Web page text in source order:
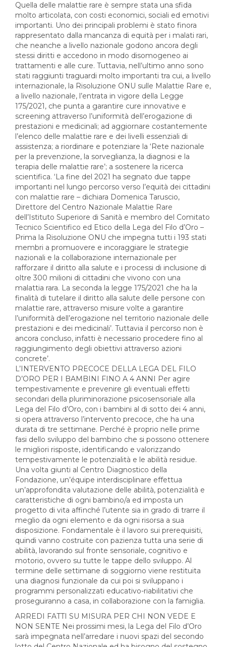
Quella delle malattie rare è sempre stata una sfida
molto articolata, con costi economici, sociali ed emotivi
importanti. Uno dei principali problemi è stato finora
rappresentato dalla mancanza di equità per i malati rari,
che neanche a livello nazionale godono ancora degli
stessi diritti e accedono in modo disomogeneo ai
trattamenti e alle cure. Tuttavia, nell’ultimo anno sono
stati raggiunti traguardi molto importanti tra cui, a livello
internazionale, la Risoluzione ONU sulle Malattie Rare e,
a livello nazionale, l’entrata in vigore della Legge
175/2021, che punta a garantire cure innovative e
screening attraverso l’uniformità dell’erogazione di
prestazioni e medicinali; ad aggiornare costantemente
l’elenco delle malattie rare e dei livelli essenziali di
assistenza; a riordinare e potenziare la ‘Rete nazionale
per la prevenzione, la sorveglianza, la diagnosi e la
terapia delle malattie rare’; a sostenere la ricerca
scientifica. ‘La fine del 2021 ha segnato due tappe
importanti nel lungo percorso verso l’equità dei cittadini
con malattie rare – dichiara Domenica Taruscio,
Direttore del Centro Nazionale Malattie Rare
dell’Istituto Superiore di Sanità e membro del Comitato
Tecnico Scientifico ed Etico della Lega del Filo d’Oro –
Prima la Risoluzione ONU che impegna tutti i 193 stati
membri a promuovere e incoraggiare le strategie
nazionali e la collaborazione internazionale per
rafforzare il diritto alla salute e i processi di inclusione di
oltre 300 milioni di cittadini che vivono con una
malattia rara. La seconda la legge 175/2021 che ha la
finalità di tutelare il diritto alla salute delle persone con
malattie rare, attraverso misure volte a garantire
l’uniformità dell’erogazione nel territorio nazionale delle
prestazioni e dei medicinali’. Tuttavia il percorso non è
ancora concluso, infatti è necessario procedere fino al
raggiungimento degli obiettivi attraverso azioni
concrete’.
L’INTERVENTO PRECOCE DELLA LEGA DEL FILO
D’ORO PER I BAMBINI FINO A 4 ANNI Per agire
tempestivamente e prevenire gli eventuali effetti
secondari della pluriminorazione psicosensoriale alla
Lega del Filo d’Oro, con i bambini al di sotto dei 4 anni,
si opera attraverso l’intervento precoce, che ha una
durata di tre settimane. Perché è proprio nelle prime
fasi dello sviluppo del bambino che si possono ottenere
le migliori risposte, identificando e valorizzando
tempestivamente le potenzialità e le abilità residue.
Una volta giunti al Centro Diagnostico della
Fondazione, un’équipe interdisciplinare effettua
un’approfondita valutazione delle abilità, potenzialità e
caratteristiche di ogni bambino/a ed imposta un
progetto di vita affinché l’utente sia in grado di trarre il
meglio da ogni elemento e da ogni risorsa a sua
disposizione. Fondamentale è il lavoro sui prerequisiti,
quindi vanno costruite con pazienza tutta una serie di
abilità, lavorando sul fronte sensoriale, cognitivo e
motorio, ovvero su tutte le tappe dello sviluppo. Al
termine delle settimane di soggiorno viene restituita
una diagnosi funzionale da cui poi si sviluppano i
programmi personalizzati educativo-riabilitativi che
proseguiranno a casa, in collaborazione con la famiglia.
ARREDI FATTI SU MISURA PER CHI NON VEDE E
NON SENTE Nei prossimi mesi, la Lega del Filo d’Oro
sarà impegnata nell’arredare i nuovi spazi del secondo